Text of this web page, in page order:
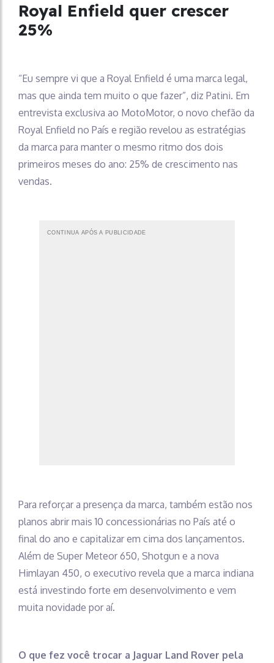
Royal Enfield quer crescer
25%
“Eu sempre vi que a Royal Enfield é uma marca legal,
mas que ainda tem muito o que fazer”, diz Patini. Em
entrevista exclusiva ao MotoMotor, o novo chefão da
Royal Enfield no País e região revelou as estratégias
da marca para manter o mesmo ritmo dos dois
primeiros meses do ano: 25% de crescimento nas
vendas.
CONTINUA APÓS A PUBLICIDADE
Para reforçar a presença da marca, também estão nos
planos abrir mais 10 concessionárias no País até o
final do ano e capitalizar em cima dos lançamentos.
Além de Super Meteor 650, Shotgun e a nova
Himlayan 450, o executivo revela que a marca indiana
está investindo forte em desenvolvimento e vem
muita novidade por aí.
O que fez você trocar a Jaguar Land Rover pela